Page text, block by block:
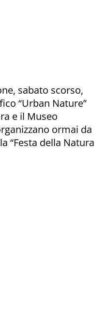
sabato scorso,
“Urban Nature”
e il Museo
ormai da
“Festa della Natura